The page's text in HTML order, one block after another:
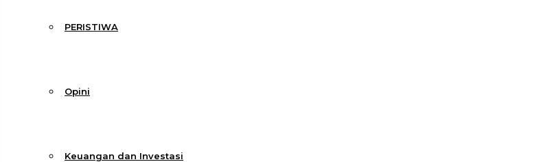
PERISTIWA
Opini
Keuangan dan Investasi